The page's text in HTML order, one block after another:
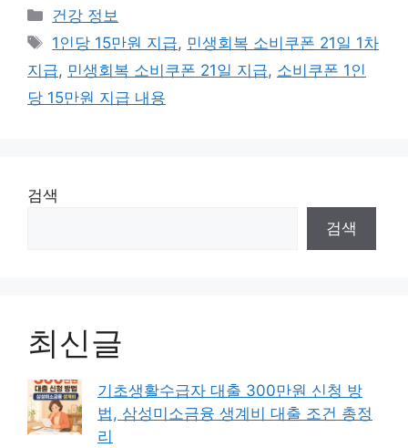
카
테
리
건강 정보
태
그
1인당 15만원 지급, 민생회복 소비쿠폰 21일 1차
지급, 민생회복 소비쿠폰 21일 지급, 소비쿠폰 1인
당 15만원 지급 내용
검색
검색
최신글
기초생활수급자 대출 300만원 신청 방
법, 삼성미소금융 생계비 대출 조건 총정
리